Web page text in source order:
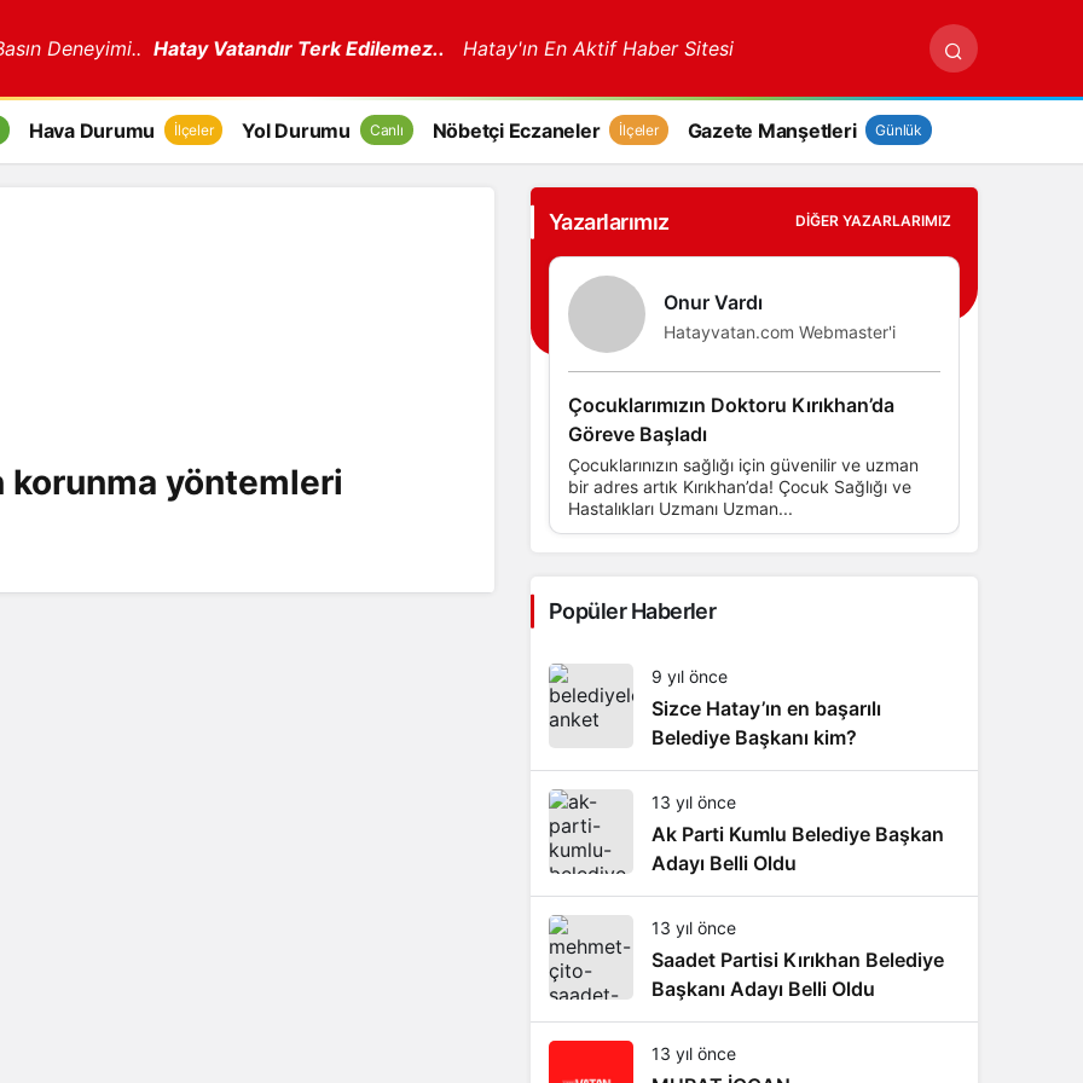
Deneyimi.. Hatay Vatandır Terk Edilemez.. Hatay'ın En Aktif Haber Sitesi
Hava Durumu İlçeler Yol Durumu Canlı Nöbetçi Eczaneler İlçeler Gazete Manşetleri Günlük
korunma yöntemleri
Yazarlarımız DIĞER YAZARLARIMIZ
Onur Vardı
Hatayvatan.com Webmaster'i
Çocuklarımızın Doktoru Kırıkhan’da
Göreve Başladı
Çocuklarınızın sağlığı için güvenilir ve uzman
bir adres artık Kırıkhan’da! Çocuk Sağlığı ve
Hastalıkları Uzmanı Uzman...
Popüler Haberler
9 yıl önce
Sizce Hatay’ın en başarılı
Belediye Başkanı kim?
13 yıl önce
Ak Parti Kumlu Belediye Başkan
Adayı Belli Oldu
13 yıl önce
Saadet Partisi Kırıkhan Belediye
Başkanı Adayı Belli Oldu
13 yıl önce